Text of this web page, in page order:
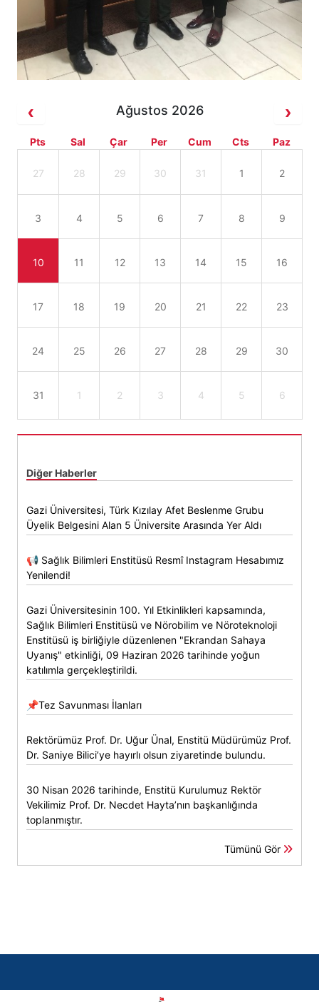
Ağustos 2026
Pts Sal Çar Per Cum Cts Paz
27 28 29 30 31 1 2
3 4 5 6 7 8 9
10 11 12 13 14 15 16
17 18 19 20 21 22 23
24 25 26 27 28 29 30
31 1 2 3 4 5 6
Diğer Haberler
Gazi Üniversitesi, Türk Kızılay Afet Beslenme Grubu
Üyelik Belgesini Alan 5 Üniversite Arasında Yer Aldı
📢 Sağlık Bilimleri Enstitüsü Resmî Instagram Hesabımız
Yenilendi!
Gazi Üniversitesinin 100. Yıl Etkinlikleri kapsamında,
Sağlık Bilimleri Enstitüsü ve Nörobilim ve Nöroteknoloji
Enstitüsü iş birliğiyle düzenlenen "Ekrandan Sahaya
Uyanış" etkinliği, 09 Haziran 2026 tarihinde yoğun
katılımla gerçekleştirildi.
📌Tez Savunması İlanları
Rektörümüz Prof. Dr. Uğur Ünal, Enstitü Müdürümüz Prof.
Dr. Saniye Bilici’ye hayırlı olsun ziyaretinde bulundu.
30 Nisan 2026 tarihinde, Enstitü Kurulumuz Rektör
Vekilimiz Prof. Dr. Necdet Hayta’nın başkanlığında
toplanmıştır.
Tümünü Gör